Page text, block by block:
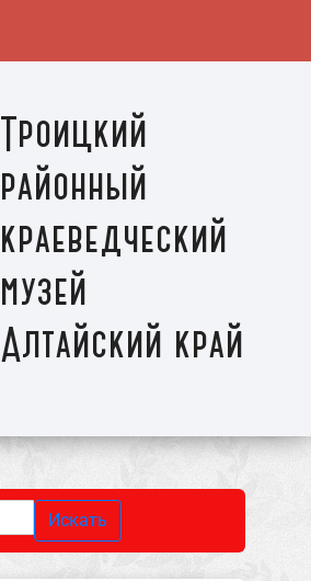
Троицкий
районный
краеведческий
музей
Алтайский край
Искать